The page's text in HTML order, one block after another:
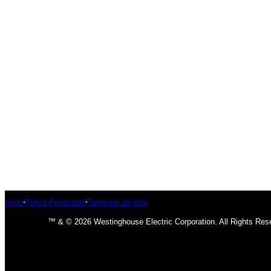
Inicio Póliza Privacidad Términos de Uso
™ & © 2026 Westinghouse Electric Corporation. All Rights